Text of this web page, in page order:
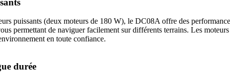
puissants (deux moteurs de 180 W), le DC08A offre des
permettant de naviguer facilement sur différents terrains. Les
en toute confiance.
durée